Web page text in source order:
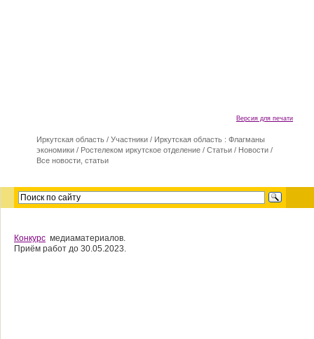
Версия для печати
Иркутская область / Участники / Иркутская область : Флагманы
экономики / Ростелеком иркутское отделение / Статьи / Новости /
Все новости, статьи
Конкурс медиаматериалов.
Приём работ до 30.05.2023.